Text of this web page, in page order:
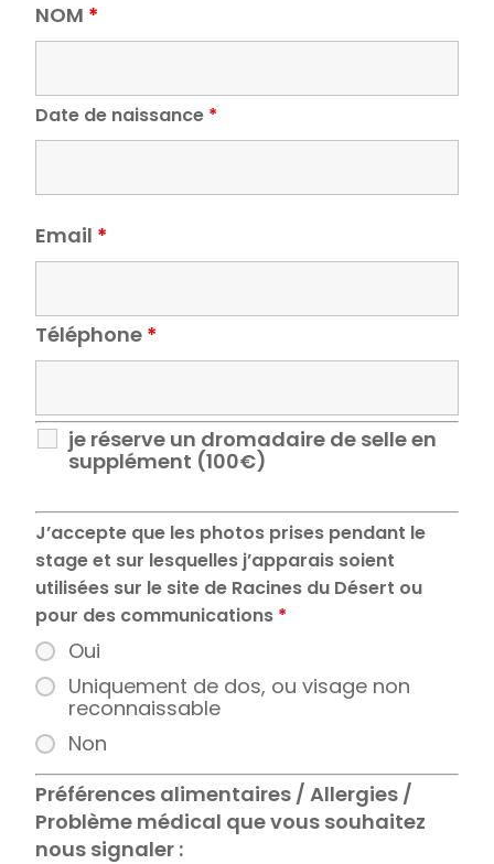
NOM *
Date de naissance *
Email *
Téléphone *
je réserve un dromadaire de selle en
supplément (100€)
J’accepte que les photos prises pendant le
stage et sur lesquelles j’apparais soient
utilisées sur le site de Racines du Désert ou
pour des communications *
Oui
Uniquement de dos, ou visage non
reconnaissable
Non
Préférences alimentaires / Allergies /
Problème médical que vous souhaitez
nous signaler :